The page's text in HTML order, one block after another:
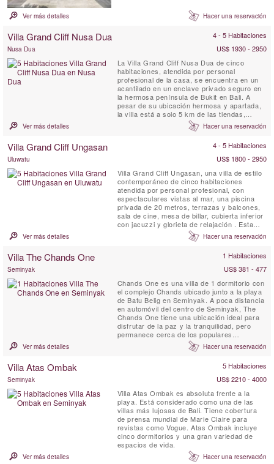
noche una magnífica bóveda celestial. El
diseño simple y elegante de Villa Sol y Mar
playa. Es un lugar ideal para que ...
Ver más detalles Hacer una reservación
Villa Grand Cliff Nusa Dua 4 - 5 Habitaciones
Nusa Dua
US$ 1930 - 2950
La Villa Grand Cliff Nusa Dua de cinco
habitaciones, atendida por personal
profesional de la casa, se encuentra en un
acantilado en un enclave privado seguro en
la hermosa península de Bukit en Bali. A
pesar de su ubicación hermosa y apartada,
la villa está a solo 5 km de las tiendas,
restaurantes, golf y actividades de deportes
acuáticos de Nusa Dua, todos los cuales
el conductor de cortesía de la villa. Esta villa
Ver más detalles Hacer una reservación
Villa Grand Cliff Ungasan 4 - 5 Habitaciones
Uluwatu
US$ 1800 - 2950
Villa Grand Cliff Ungasan, una villa de estilo
contemporáneo de cinco habitaciones
atendida por personal profesional, con
espectaculares vistas al mar, una piscina
privada de 20 metros, terrazas y balcones,
sala de cine, mesa de billar, cubierta inferior
con jacuzzi y glorieta de relajación . Esta
villa excepcional en Bali está ubicada en los
terrenos de un resort de lujo en lo alto de un
Bukit. Aquí, puede disfrutar de todos los ...
Ver más detalles Hacer una reservación
Villa The Chands One 1 Habitaciones
Seminyak
US$ 381 - 477
Chands One es una villa de 1 dormitorio con
el complejo Chands ubicado junto a la playa
de Batu Belig en Seminyak. A poca distancia
en automóvil del centro de Seminyak, The
Chands One tiene una ubicación ideal para
disfrutar de la paz y la tranquilidad, pero
permanece cerca de los populares
restaurantes, boutiques y cafeterías. Esta
villa de 1 dormitorio ofrece una escapada
tropicales con piscina privada y cocina
Ver más detalles Hacer una reservación
Villa Atas Ombak 5 Habitaciones
Seminyak
US$ 2210 - 4000
Villa Atas Ombak es absoluta frente a la
playa. Está considerado como una de las
villas más lujosas de Bali. Tiene cobertura
de prensa mundial de Marie Claire para
revistas como Vogue. Atas Ombak incluye
cinco dormitorios y una gran variedad de
espacios de vida.
Ver más detalles Hacer una reservación